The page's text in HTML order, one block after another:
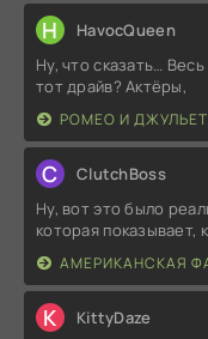
H HavocQueen
Ну, что сказать…
тот драйв? Актёры,
РОМЕО И
C ClutchBoss
Ну, вот это было
которая показывает,
АМЕРИКАНСКАЯ
K KittyDaze